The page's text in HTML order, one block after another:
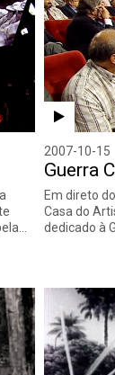
2007-10-15
Guerra
Em direto
Casa do
dedicado à